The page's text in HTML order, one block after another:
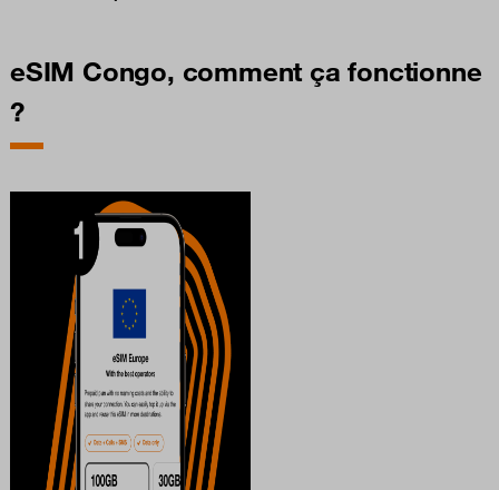
eSIM Congo, comment ça fonctionne
?